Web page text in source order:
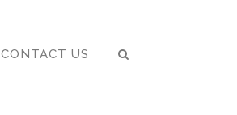
CONTACT US